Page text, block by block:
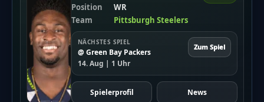
Position
WR
Team
Pittsburgh Steelers
NÄCHSTES SPIEL
@ Green Bay Packers
14. Aug | 1 Uhr
Zum Spiel
Spielerprofil News